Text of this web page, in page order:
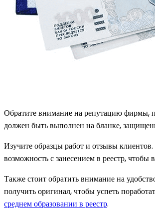
Обратите внимание на репутацию фирмы,
должен быть выполнен на бланке,
Изучите образцы работ и отзывы
возможность с занесением в реестр,
Также стоит обратить внимание на
получить оригинал, чтобы успеть
среднем образовании в реестр.